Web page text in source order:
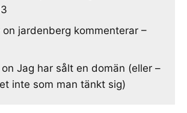
on jardenberg kommenterar –
on Jag har sålt en domän (eller –
inte som man tänkt sig)